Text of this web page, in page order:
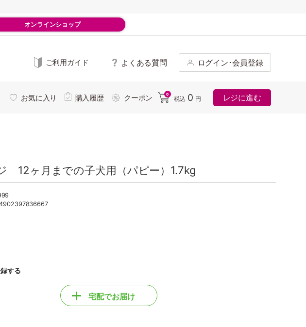
オンラインショップ
ご利用ガイド よくある質問 ログイン･会員登録
お気に入り 購入履歴 クーポン 0
税込 0 円 レジに進む
12ヶ月までの子犬用（パピー）1.7kg
する
宅配でお届け